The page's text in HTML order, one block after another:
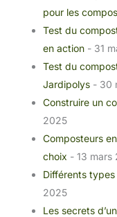
pour les
Test du
en action - 31
Test du
Jardipolys - 30
Construire un
2025
Composteurs
choix - 13 mars
Différents
2025
Les secrets